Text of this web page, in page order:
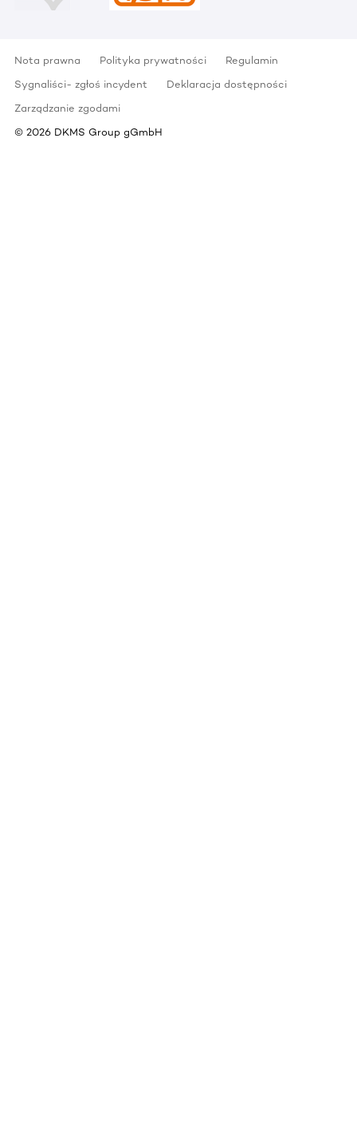
Nota prawna Polityka prywatności
Regulamin
Sygnaliści- zgłoś incydent
Deklaracja dostępności
Zarządzanie zgodami
© 2026 DKMS Group gGmbH